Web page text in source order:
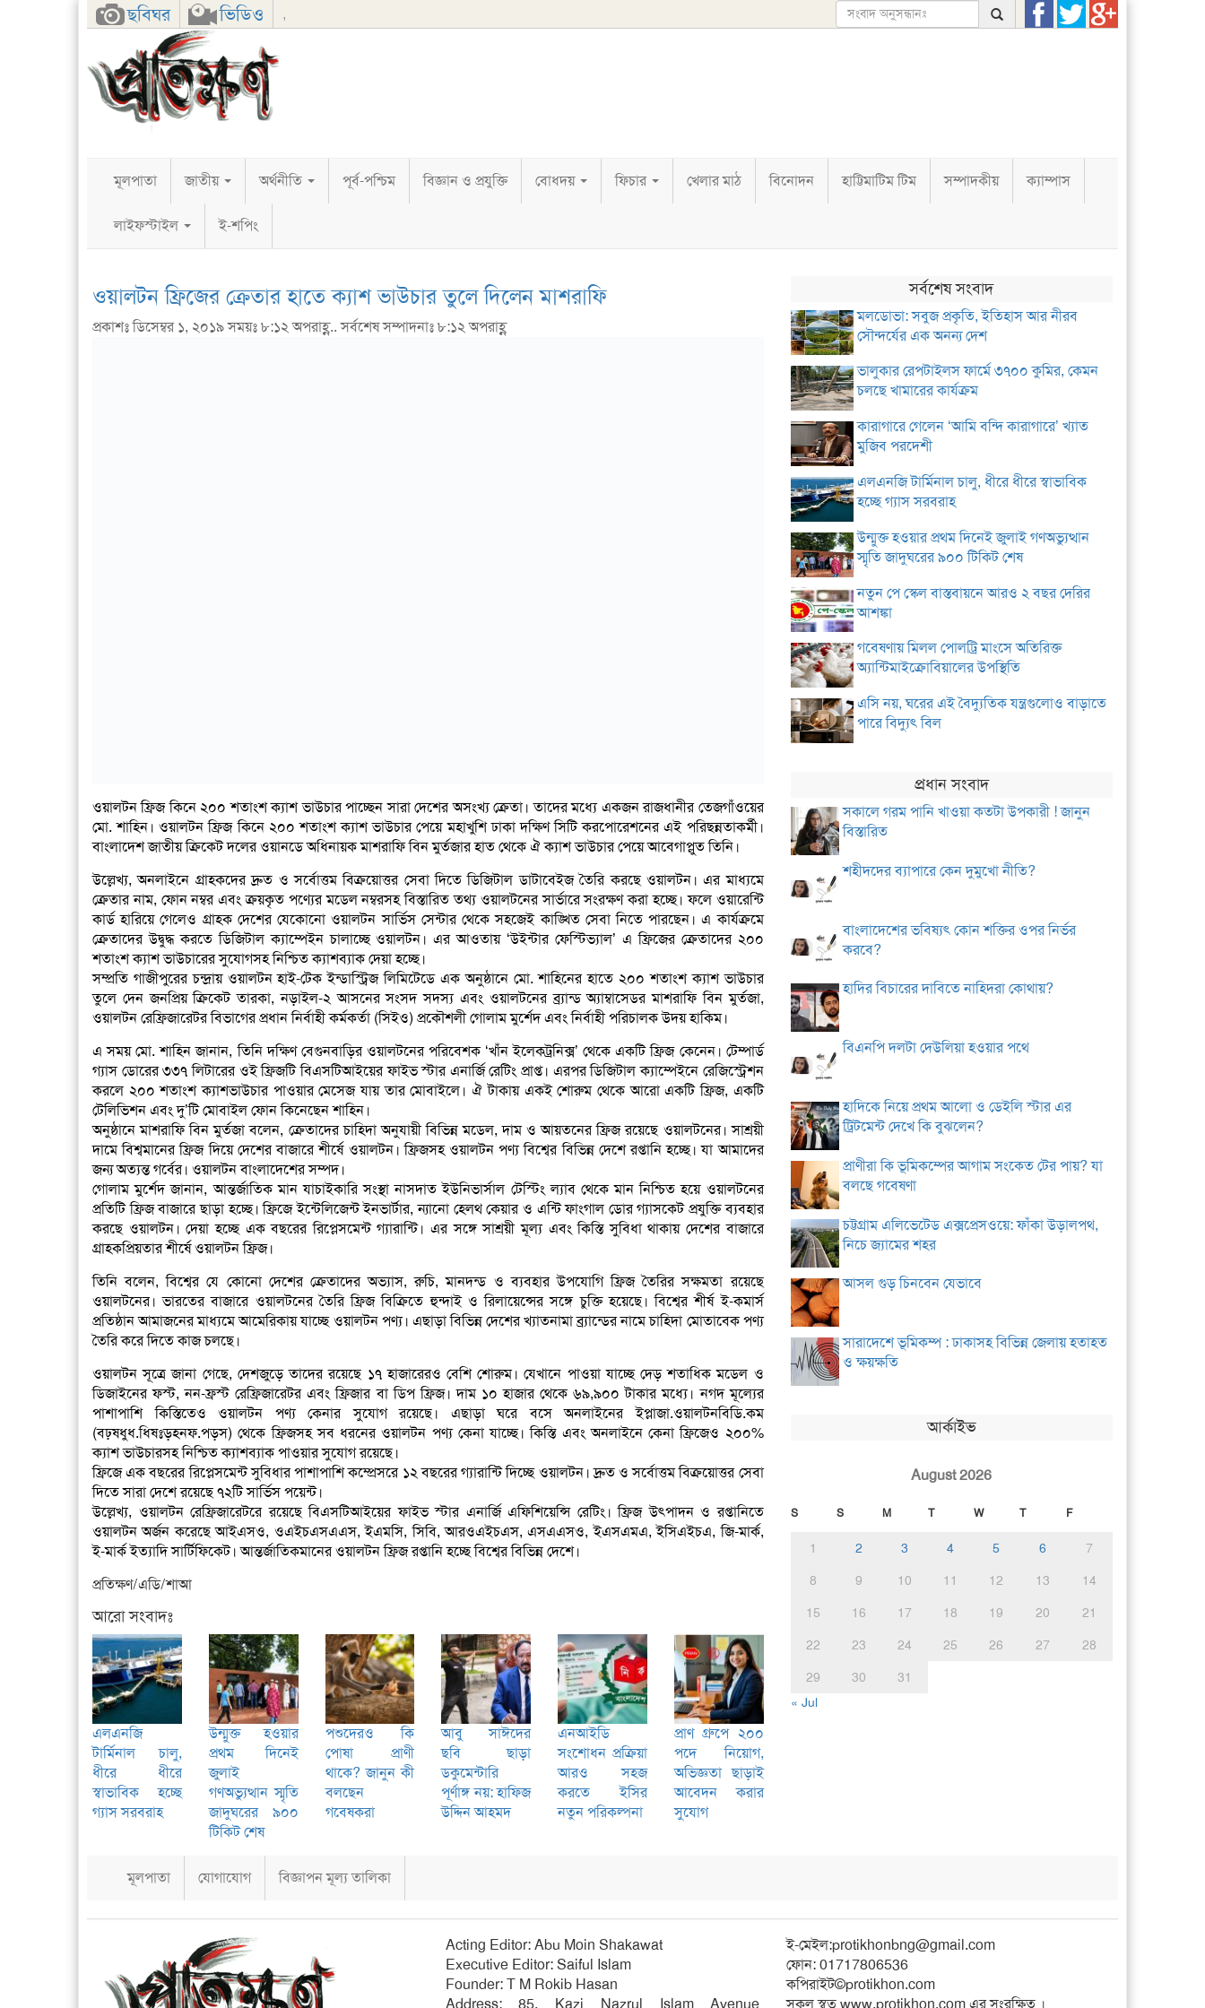
ছবিঘর ভিডিও ,
FacebookTwitterGoogle+
মূলপাতা জাতীয় অর্থনীতি পূর্ব-পশ্চিম বিজ্ঞান ও প্রযুক্তি বোধদয় ফিচার খেলার মাঠ বিনোদন হাট্টিমাটিম টিম সম্পাদকীয় ক্যাম্পাস
লাইফস্টাইল ই-শপিং
ওয়ালটন ফ্রিজের ক্রেতার হাতে ক্যাশ ভাউচার তুলে দিলেন মাশরাফি
প্রকাশঃ ডিসেম্বর ১, ২০১৯ সময়ঃ ৮:১২ অপরাহ্ণ.. সর্বশেষ সম্পাদনাঃ ৮:১২ অপরাহ্ণ
ওয়ালটন ফ্রিজ কিনে ২০০ শতাংশ ক্যাশ ভাউচার পাচ্ছেন সারা দেশের অসংখ্য ক্রেতা। তাদের মধ্যে একজন রাজধানীর তেজগাঁওয়ের
মো. শাহিন। ওয়ালটন ফ্রিজ কিনে ২০০ শতাংশ ক্যাশ ভাউচার পেয়ে মহাখুশি ঢাকা দক্ষিণ সিটি করপোরেশনের এই পরিছন্নতাকর্মী।
বাংলাদেশ জাতীয় ক্রিকেট দলের ওয়ানডে অধিনায়ক মাশরাফি বিন মুর্তজার হাত থেকে ঐ ক্যাশ ভাউচার পেয়ে আবেগাপ্লুত তিনি।
উল্লেখ্য, অনলাইনে গ্রাহকদের দ্রুত ও সর্বোত্তম বিক্রয়োত্তর সেবা দিতে ডিজিটাল ডাটাবেইজ তৈরি করছে ওয়ালটন। এর মাধ্যমে
ক্রেতার নাম, ফোন নম্বর এবং ক্রয়কৃত পণ্যের মডেল নম্বরসহ বিস্তারিত তথ্য ওয়ালটনের সার্ভারে সংরক্ষণ করা হচ্ছে। ফলে ওয়ারেন্টি
কার্ড হারিয়ে গেলেও গ্রাহক দেশের যেকোনো ওয়ালটন সার্ভিস সেন্টার থেকে সহজেই কাঙ্খিত সেবা নিতে পারছেন। এ কার্যক্রমে
ক্রেতাদের উদ্বুদ্ধ করতে ডিজিটাল ক্যাম্পেইন চালাচ্ছে ওয়ালটন। এর আওতায় ‘উইন্টার ফেস্টিভ্যাল’ এ ফ্রিজের ক্রেতাদের ২০০
শতাংশ ক্যাশ ভাউচারের সুযোগসহ নিশ্চিত ক্যাশব্যাক দেয়া হচ্ছে।
সম্প্রতি গাজীপুরের চন্দ্রায় ওয়ালটন হাই-টেক ইন্ডাস্ট্রিজ লিমিটেডে এক অনুষ্ঠানে মো. শাহিনের হাতে ২০০ শতাংশ ক্যাশ ভাউচার
তুলে দেন জনপ্রিয় ক্রিকেট তারকা, নড়াইল-২ আসনের সংসদ সদস্য এবং ওয়ালটনের ব্র্যান্ড অ্যাম্বাসেডর মাশরাফি বিন মুর্তজা,
ওয়ালটন রেফ্রিজারেটর বিভাগের প্রধান নির্বাহী কর্মকর্তা (সিইও) প্রকৌশলী গোলাম মুর্শেদ এবং নির্বাহী পরিচালক উদয় হাকিম।
এ সময় মো. শাহিন জানান, তিনি দক্ষিণ বেগুনবাড়ির ওয়ালটনের পরিবেশক ‘খাঁন ইলেকট্রনিক্স’ থেকে একটি ফ্রিজ কেনেন। টেম্পার্ড
গ্যাস ডোরের ৩৩৭ লিটারের ওই ফ্রিজটি বিএসটিআইয়ের ফাইভ স্টার এনার্জি রেটিং প্রাপ্ত। এরপর ডিজিটাল ক্যাম্পেইনে রেজিস্ট্রেশন
করলে ২০০ শতাংশ ক্যাশভাউচার পাওয়ার মেসেজ যায় তার মোবাইলে। ঐ টাকায় একই শোরুম থেকে আরো একটি ফ্রিজ, একটি
টেলিভিশন এবং দু’টি মোবাইল ফোন কিনেছেন শাহিন।
অনুষ্ঠানে মাশরাফি বিন মুর্তজা বলেন, ক্রেতাদের চাহিদা অনুযায়ী বিভিন্ন মডেল, দাম ও আয়তনের ফ্রিজ রয়েছে ওয়ালটনের। সাশ্রয়ী
দামে বিশ্বমানের ফ্রিজ দিয়ে দেশের বাজারে শীর্ষে ওয়ালটন। ফ্রিজসহ ওয়ালটন পণ্য বিশ্বের বিভিন্ন দেশে রপ্তানি হচ্ছে। যা আমাদের
জন্য অত্যন্ত গর্বের। ওয়ালটন বাংলাদেশের সম্পদ।
গোলাম মুর্শেদ জানান, আন্তর্জাতিক মান যাচাইকারি সংস্থা নাসদাত ইউনিভার্সাল টেস্টিং ল্যাব থেকে মান নিশ্চিত হয়ে ওয়ালটনের
প্রতিটি ফ্রিজ বাজারে ছাড়া হচ্ছে। ফ্রিজে ইন্টেলিজেন্ট ইনভার্টার, ন্যানো হেলথ কেয়ার ও এন্টি ফাংগাল ডোর গ্যাসকেট প্রযুক্তি ব্যবহার
করছে ওয়ালটন। দেয়া হচ্ছে এক বছরের রিপ্লেসমেন্ট গ্যারান্টি। এর সঙ্গে সাশ্রয়ী মূল্য এবং কিস্তি সুবিধা থাকায় দেশের বাজারে
গ্রাহকপ্রিয়তার শীর্ষে ওয়ালটন ফ্রিজ।
তিনি বলেন, বিশ্বের যে কোনো দেশের ক্রেতাদের অভ্যাস, রুচি, মানদন্ড ও ব্যবহার উপযোগি ফ্রিজ তৈরির সক্ষমতা রয়েছে
ওয়ালটনের। ভারতের বাজারে ওয়ালটনের তৈরি ফ্রিজ বিক্রিতে হুন্দাই ও রিলায়েন্সের সঙ্গে চুক্তি হয়েছে। বিশ্বের শীর্ষ ই-কমার্স
প্রতিষ্ঠান আমাজনের মাধ্যমে আমেরিকায় যাচ্ছে ওয়ালটন পণ্য। এছাড়া বিভিন্ন দেশের খ্যাতনামা ব্র্যান্ডের নামে চাহিদা মোতাবেক পণ্য
তৈরি করে দিতে কাজ চলছে।
ওয়ালটন সূত্রে জানা গেছে, দেশজুড়ে তাদের রয়েছে ১৭ হাজারেরও বেশি শোরুম। যেখানে পাওয়া যাচ্ছে দেড় শতাধিক মডেল ও
ডিজাইনের ফস্ট, নন-ফ্রস্ট রেফ্রিজারেটর এবং ফ্রিজার বা ডিপ ফ্রিজ। দাম ১০ হাজার থেকে ৬৯,৯০০ টাকার মধ্যে। নগদ মূল্যের
পাশাপাশি কিস্তিতেও ওয়ালটন পণ্য কেনার সুযোগ রয়েছে। এছাড়া ঘরে বসে অনলাইনের ইপ্লাজা.ওয়ালটনবিডি.কম
(বঢ়ষধুধ.ধিষঃড়হনফ.পড়স) থেকে ফ্রিজসহ সব ধরনের ওয়ালটন পণ্য কেনা যাচ্ছে। কিস্তি এবং অনলাইনে কেনা ফ্রিজেও ২০০%
ক্যাশ ভাউচারসহ নিশ্চিত ক্যাশব্যাক পাওয়ার সুযোগ রয়েছে।
ফ্রিজে এক বছরের রিপ্লেসমেন্ট সুবিধার পাশাপাশি কম্প্রেসরে ১২ বছরের গ্যারান্টি দিচ্ছে ওয়ালটন। দ্রুত ও সর্বোত্তম বিক্রয়োত্তর সেবা
দিতে সারা দেশে রয়েছে ৭২টি সার্ভিস পয়েন্ট।
উল্লেখ্য, ওয়ালটন রেফ্রিজারেটরে রয়েছে বিএসটিআইয়ের ফাইভ স্টার এনার্জি এফিশিয়েন্সি রেটিং। ফ্রিজ উৎপাদন ও রপ্তানিতে
ওয়ালটন অর্জন করেছে আইএসও, ওএইচএসএএস, ইএমসি, সিবি, আরওএইচএস, এসএএসও, ইএসএমএ, ইসিএইচএ, জি-মার্ক,
ই-মার্ক ইত্যাদি সার্টিফিকেট। আন্তর্জাতিকমানের ওয়ালটন ফ্রিজ রপ্তানি হচ্ছে বিশ্বের বিভিন্ন দেশে।
প্রতিক্ষণ/এডি/শাআ
আরো সংবাদঃ
এলএনজি
টার্মিনাল চালু,
ধীরে ধীরে
স্বাভাবিক হচ্ছে
গ্যাস সরবরাহ
উন্মুক্ত হওয়ার
প্রথম দিনেই
জুলাই
গণঅভ্যুত্থান স্মৃতি
জাদুঘরের ৯০০
টিকিট শেষ
পশুদেরও কি
পোষা প্রাণী
থাকে? জানুন কী
বলছেন
গবেষকরা
আবু সাঈদের
ছবি ছাড়া
ডকুমেন্টারি
পূর্ণাঙ্গ নয়: হাফিজ
উদ্দিন আহমদ
এনআইডি
সংশোধন প্রক্রিয়া
আরও সহজ
করতে ইসির
নতুন পরিকল্পনা
প্রাণ গ্রুপে ২০০
পদে নিয়োগ,
অভিজ্ঞতা ছাড়াই
আবেদন করার
সুযোগ
সর্বশেষ সংবাদ
মলডোভা: সবুজ প্রকৃতি, ইতিহাস আর নীরব
সৌন্দর্যের এক অনন্য দেশ
ভালুকার রেপটাইলস ফার্মে ৩৭০০ কুমির, কেমন
চলছে খামারের কার্যক্রম
কারাগারে গেলেন ‘আমি বন্দি কারাগারে’ খ্যাত
মুজিব পরদেশী
এলএনজি টার্মিনাল চালু, ধীরে ধীরে স্বাভাবিক
হচ্ছে গ্যাস সরবরাহ
উন্মুক্ত হওয়ার প্রথম দিনেই জুলাই গণঅভ্যুত্থান
স্মৃতি জাদুঘরের ৯০০ টিকিট শেষ
নতুন পে স্কেল বাস্তবায়নে আরও ২ বছর দেরির
আশঙ্কা
গবেষণায় মিলল পোলট্রি মাংসে অতিরিক্ত
অ্যান্টিমাইক্রোবিয়ালের উপস্থিতি
এসি নয়, ঘরের এই বৈদ্যুতিক যন্ত্রগুলোও বাড়াতে
পারে বিদ্যুৎ বিল
প্রধান সংবাদ
সকালে গরম পানি খাওয়া কতটা উপকারী ! জানুন
বিস্তারিত
শহীদদের ব্যাপারে কেন দুমুখো নীতি?
বাংলাদেশের ভবিষ্যৎ কোন শক্তির ওপর নির্ভর
করবে?
হাদির বিচারের দাবিতে নাহিদরা কোথায়?
বিএনপি দলটা দেউলিয়া হওয়ার পথে
হাদিকে নিয়ে প্রথম আলো ও ডেইলি স্টার এর
ট্রিটমেন্ট দেখে কি বুঝলেন?
প্রাণীরা কি ভূমিকম্পের আগাম সংকেত টের পায়? যা
বলছে গবেষণা
চট্টগ্রাম এলিভেটেড এক্সপ্রেসওয়ে: ফাঁকা উড়ালপথ,
নিচে জ্যামের শহর
আসল গুড় চিনবেন যেভাবে
সারাদেশে ভূমিকম্প : ঢাকাসহ বিভিন্ন জেলায় হতাহত
ও ক্ষয়ক্ষতি
আর্কাইভ
August 2026
S S M T W T F
1 2 3 4 5 6
7
8
9 10 11 12 13
14
15
16 17 18 19 20
21
22
23 24 25 26 27
28
29
30
31
« Jul
মূলপাতা যোগাযোগ বিজ্ঞাপন মূল্য তালিকা
Acting Editor: Abu Moin Shakawat
Executive Editor: Saiful Islam
Founder: T M Rokib Hasan
Address: 85, Kazi Nazrul Islam Avenue
ই-মেইল:protikhonbng@gmail.com
ফোন: 01717806536
কপিরাইট©protikhon.com
সকল স্বত্ব www.protikhon.com এর সংরক্ষিত ।